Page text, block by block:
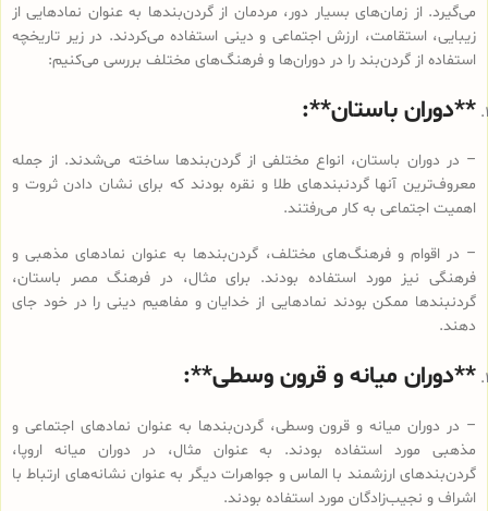
می‌گیرد. از زمان‌های بسیار دور، مردمان از گردن‌بندها به عنوان نمادهایی از
زیبایی، استقامت، ارزش اجتماعی و دینی استفاده می‌کردند. در زیر تاریخچه
استفاده از گردن‌بند را در دوران‌ها و فرهنگ‌های مختلف بررسی می‌کنیم:
**دوران باستان**:
– در دوران باستان، انواع مختلفی از گردن‌بندها ساخته می‌شدند. از جمله
معروف‌ترین آنها گردنبندهای طلا و نقره بودند که برای نشان دادن ثروت و
اهمیت اجتماعی به کار می‌رفتند.
– در اقوام و فرهنگ‌های مختلف، گردن‌بندها به عنوان نمادهای مذهبی و
فرهنگی نیز مورد استفاده بودند. برای مثال، در فرهنگ مصر باستان،
گردنبندها ممکن بودند نمادهایی از خدایان و مفاهیم دینی را در خود جای
دهند.
**دوران میانه و قرون وسطی**:
– در دوران میانه و قرون وسطی، گردن‌بندها به عنوان نمادهای اجتماعی و
مذهبی مورد استفاده بودند. به عنوان مثال، در دوران میانه اروپا،
گردن‌بندهای ارزشمند با الماس و جواهرات دیگر به عنوان نشانه‌های ارتباط با
اشراف و نجیب‌زادگان مورد استفاده بودند.